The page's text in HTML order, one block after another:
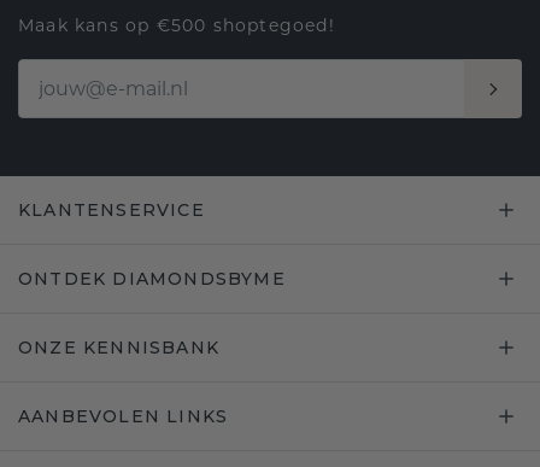
Maak kans op €500 shoptegoed!
KLANTENSERVICE
ONTDEK DIAMONDSBYME
ONZE KENNISBANK
AANBEVOLEN LINKS